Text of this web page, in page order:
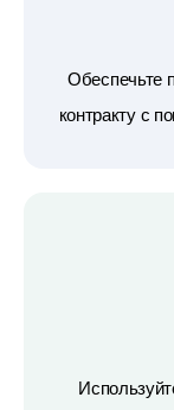
Обеспечьте
контракту с